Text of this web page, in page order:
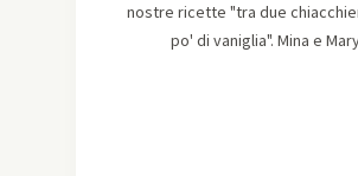
nostre ricette "tra due
po' di vaniglia". Mina e